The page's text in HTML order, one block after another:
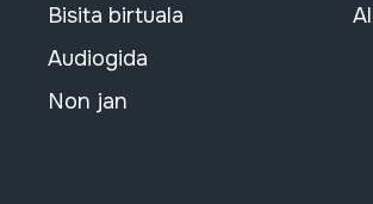
Bisita birtuala
Audiogida
Non jan